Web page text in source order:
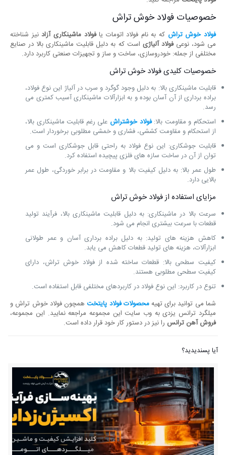
خصوصیات فولاد خوش تراش
فولاد خوش تراش که به نام فولاد اتومات یافولاد ماشینکاری آزادنیز شناخته
می ‌شود، نوعیفولاد آلیاژی است که به دلیل قابلیت ماشینکاری بالا در صنایع
مختلفی از جمله: خودروسازی، ساخت و ساز و تجهیزات صنعتی کاربرد دارد.
خصوصیات کلیدی فولاد خوش تراش
قابلیت ماشینکاری بالا: به دلیل وجود گوگرد و سرب در آلیاژ این نوع فولاد،
براده برداری از آن آسان بوده و به ابزارآلات ماشینکاری آسیب کمتری می
‌رسد.
استحکام و مقاومت بالا:فولاد خوشتراش علی‌ رغم قابلیت ماشینکاری بالا،
از استحکام و مقاومت کششی، فشاری و خمشی مطلوبی برخوردار است.
قابلیت جوشکاری: این نوع فولاد به راحتی قابل جوشکاری است و می
‌توان از آن در ساخت سازه‌ های فلزی پیچیده استفاده کرد.
طول عمر بالا: به دلیل کیفیت بالا و مقاومت در برابر خوردگی، طول عمر
بالایی دارد.
مزایای استفاده از فولاد خوش تراش
سرعت بالا در ماشینکاری: به دلیل قابلیت ماشینکاری بالا، فرآیند تولید
قطعات با سرعت بیشتری انجام می ‌شود.
کاهش هزینه ‌های تولید: به دلیل براده برداری آسان و عمر طولانی
ابزارآلات، هزینه ‌های تولید قطعات کاهش می ‌یابد.
کیفیت سطحی بالا: قطعات ساخته شده از فولاد خوش تراش، دارای
کیفیت سطحی مطلوبی هستند.
تنوع در کاربرد: این نوع فولاد در کاربردهای مختلفی قابل استفاده است.
شما می توانید برای تهیهمحصولات فولاد پایتختهمچون فولاد خوش تراش و
میلگرد ترانس یزدی به وب سایت این مجموعه مراجعه نمایید. این مجموعه،
فروش آهن ترانس را نیز در دستور کار خود قرار داده است.
آیا پسندیدید؟